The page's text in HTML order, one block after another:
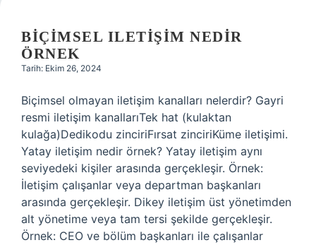
BIÇIMSEL ILETIŞIM NEDIR
ÖRNEK
Tarih: Ekim 26, 2024
Biçimsel olmayan iletişim kanalları nelerdir? Gayri
resmi iletişim kanallarıTek hat (kulaktan
kulağa)Dedikodu zinciriFırsat zinciriKüme iletişimi.
Yatay iletişim nedir örnek? Yatay iletişim aynı
seviyedeki kişiler arasında gerçekleşir. Örnek:
İletişim çalışanlar veya departman başkanları
arasında gerçekleşir. Dikey iletişim üst yönetimden
alt yönetime veya tam tersi şekilde gerçekleşir.
Örnek: CEO ve bölüm başkanları ile çalışanlar